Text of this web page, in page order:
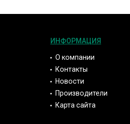
ИНФОРМАЦИЯ
О компании
Контакты
Новости
Производители
Карта сайта